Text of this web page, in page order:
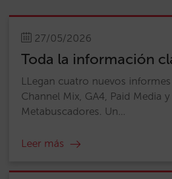
27/05/2026
Toda la información
LLegan cuatro nuevos
Channel Mix, GA4, Paid Media y
Metabuscadores. Un...
Leer más